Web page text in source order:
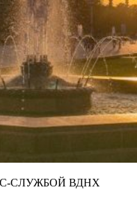
СЛУЖБОЙ ВДНХ